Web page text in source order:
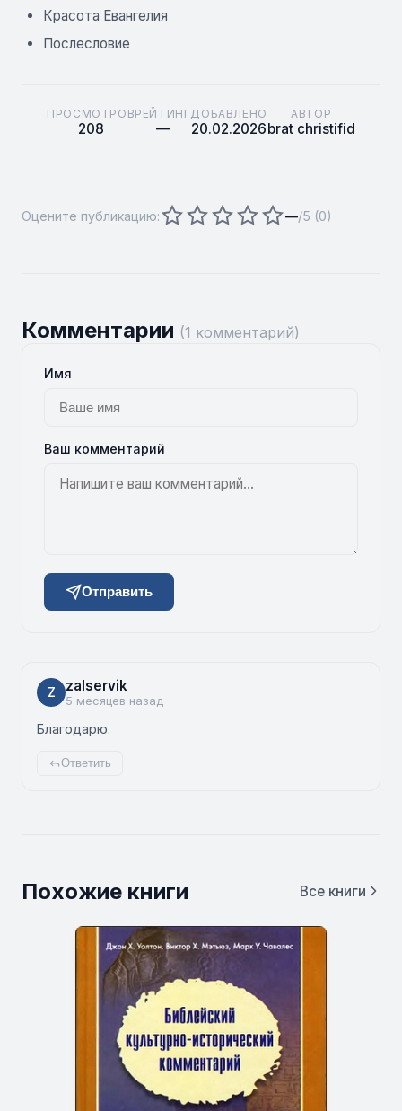
Красота Евангелия
Послесловие
ПРОСМОТРОВ
208
РЕЙТИНГ
—
ДОБАВЛЕНО
20.02.2026
АВТОР
brat christifid
Оцените публикацию: —/5 (0)
Комментарии (1 комментарий)
Имя
Ваш комментарий
Отправить
Z zalservik
5 месяцев назад
Благодарю.
Ответить
Похожие книги Все книги